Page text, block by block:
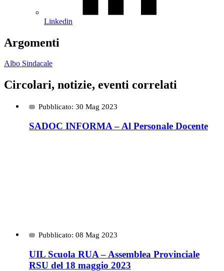
Linkedin
Argomenti
Albo Sindacale
Circolari, notizie, eventi correlati
Pubblicato: 30 Mag 2023
SADOC INFORMA – Al Personale Docente
Pubblicato: 08 Mag 2023
UIL Scuola RUA – Assemblea Provinciale
RSU del 18 maggio 2023